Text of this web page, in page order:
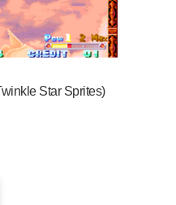
Star Sprites)